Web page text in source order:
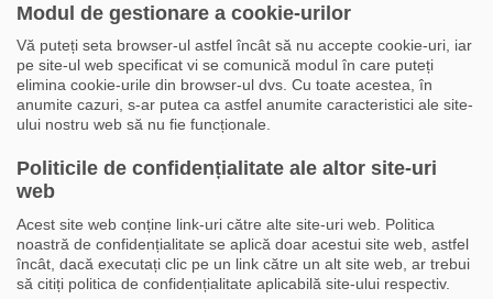
Modul de gestionare a cookie-urilor
Vă puteți seta browser-ul astfel încât să nu accepte cookie-uri, iar
pe site-ul web specificat vi se comunică modul în care puteți
elimina cookie-urile din browser-ul dvs. Cu toate acestea, în
anumite cazuri, s-ar putea ca astfel anumite caracteristici ale site-
ului nostru web să nu fie funcționale.
Politicile de confidențialitate ale altor site-uri
web
Acest site web conține link-uri către alte site-uri web. Politica
noastră de confidențialitate se aplică doar acestui site web, astfel
încât, dacă executați clic pe un link către un alt site web, ar trebui
să citiți politica de confidențialitate aplicabilă site-ului respectiv.